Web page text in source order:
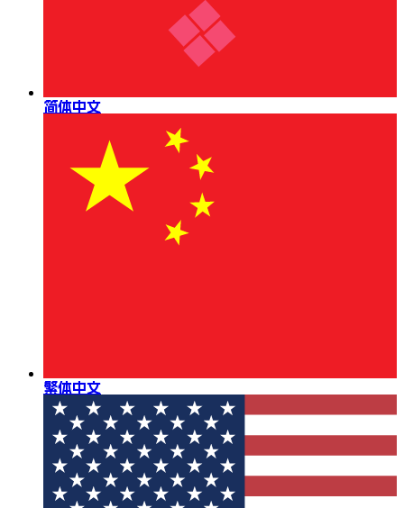
简体中文
繁体中文